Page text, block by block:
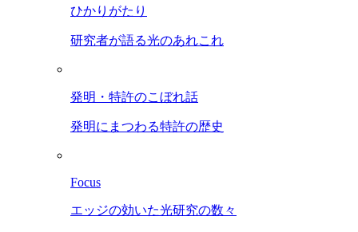
ひかりがたり
研究者が語る光のあれこれ
発明・特許のこぼれ話
発明にまつわる特許の歴史
Focus
エッジの効いた光研究の数々